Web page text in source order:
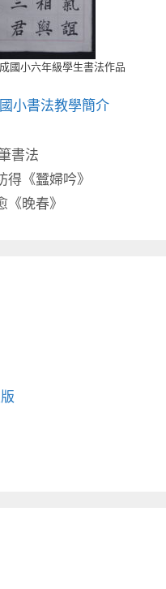
國小六年級學生書法作品
小書法教學簡介
書法
《蠶婦吟》
晚春》